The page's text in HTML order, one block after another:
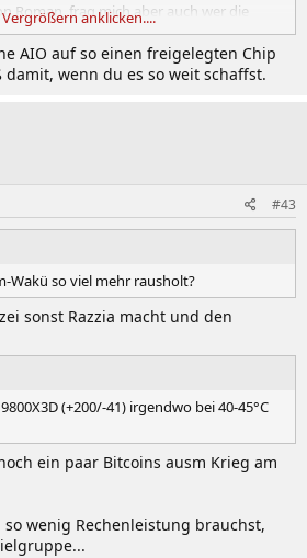
Roman, frag mich aber auch wer die
vorstellen SFF-Builds mit beschränkter
OC ist das Teil tot langweilig und ob die
juckt sie sowieso nicht.
anklicken....
AIO auf so einen freigelegten Chip
wenn du es so weit schaffst.
#43
Wakü so viel mehr rausholt?
sonst Razzia macht und den
(+200/-41) irgendwo bei 40-45°C
ein paar Bitcoins ausm Krieg am
wenig Rechenleistung brauchst,